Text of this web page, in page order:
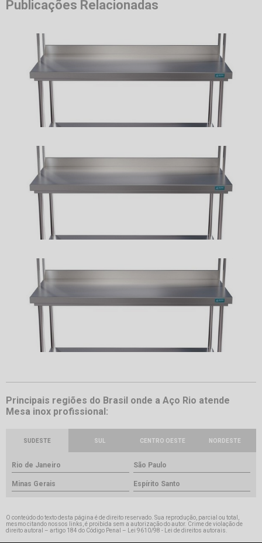
Publicações Relacionadas
Principais regiões do Brasil onde a Aço Rio atende
Mesa inox profissional:
SUDESTE SUL CENTRO OESTE NORDESTE
Rio de Janeiro São Paulo
Minas Gerais Espírito Santo
O conteúdo do texto desta página é de direito reservado. Sua reprodução, parcial ou total,
mesmo citando nossos links, é proibida sem a autorização do autor. Crime de violação de
direito autoral – artigo 184 do Código Penal – Lei 9610/98 - Lei de direitos autorais.